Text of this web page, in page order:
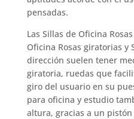
pensadas.
Las Sillas de Oficina
Oficina Rosas giratorias y
dirección suelen tener
giratoria, ruedas que
giro del usuario en su
para oficina y estudio
altura, gracias a un